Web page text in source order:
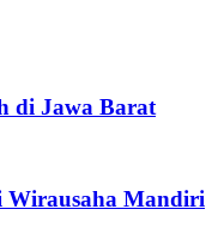
di Jawa Barat
Wirausaha Mandiri